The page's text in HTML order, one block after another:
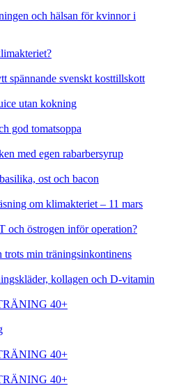
och hälsan för kvinnor i
spännande svenskt kosttillskott
utan kokning
god tomatsoppa
med egen rabarbersyrup
ost och bacon
om klimakteriet – 11 mars
och östrogen inför operation?
trots min träningsinkontinens
kollagen och D-vitamin
40+
40+
40+